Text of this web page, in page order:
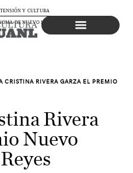
DE NUEVO LEÓN
Y CULTURA
CRISTINA RIVERA GARZA EL PREMIO
Rivera
Nuevo